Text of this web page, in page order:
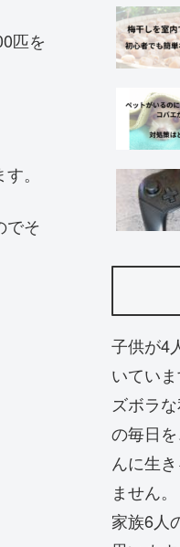
匹を
。
でそ
子供が4
いていま
ズボラ
の毎日
んに生
ません。
家族6人